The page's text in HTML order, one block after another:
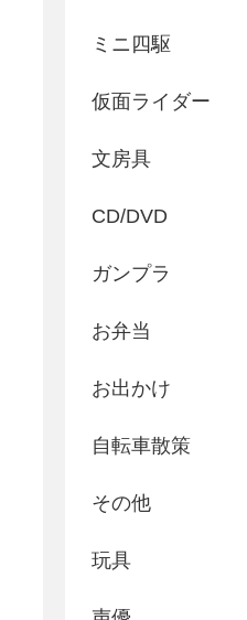
ミニ四駆
仮面ライダー
文房具
CD/DVD
ガンプラ
お弁当
お出かけ
自転車散策
その他
玩具